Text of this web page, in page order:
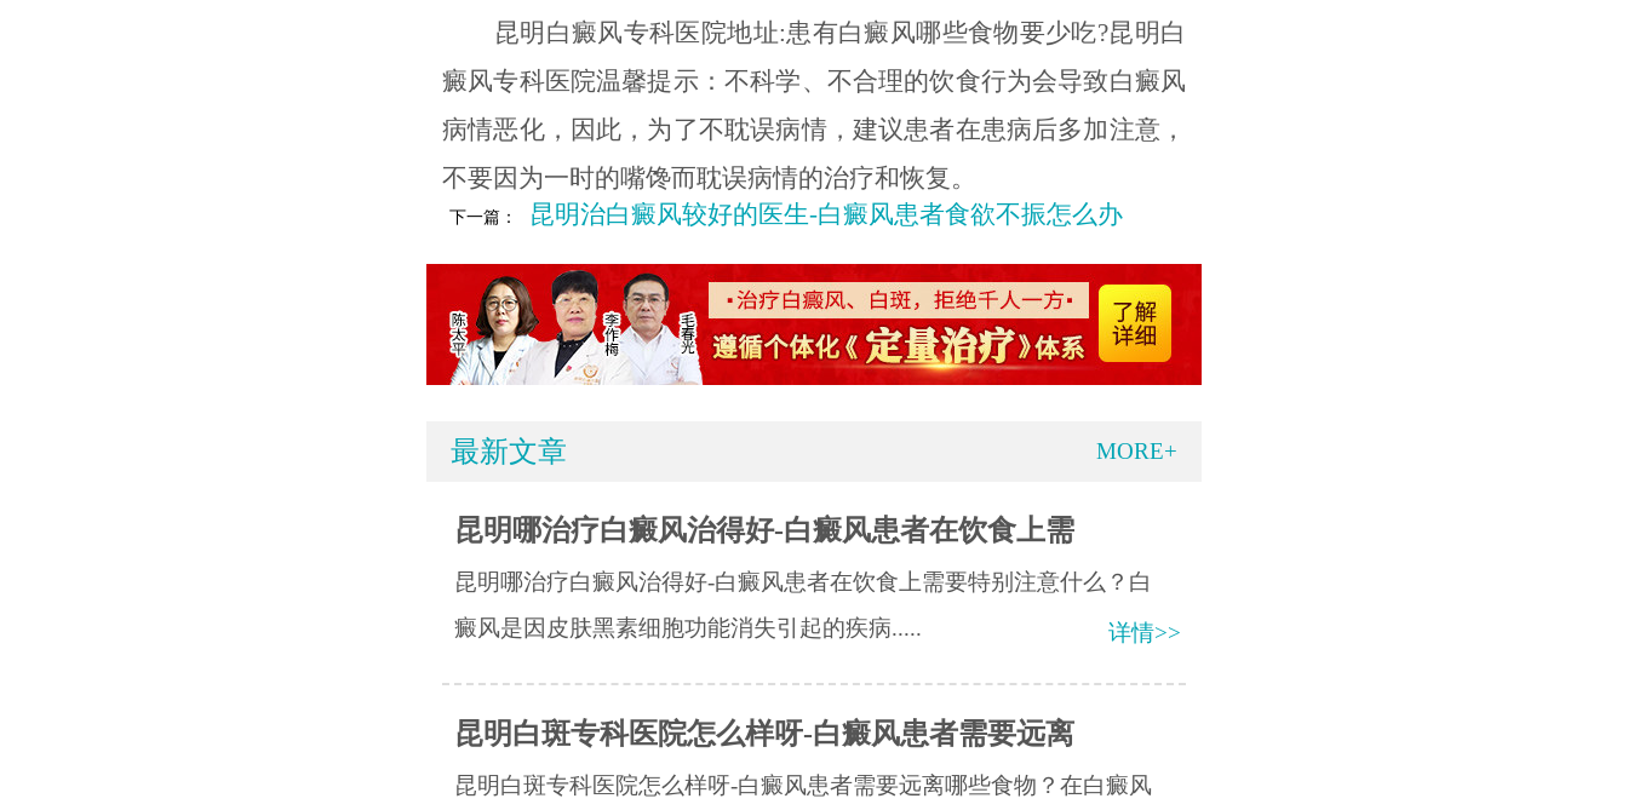
昆明白癜风专科医院地址:患有白癜风哪些食物要少吃?昆明白
癜风专科医院温馨提示：不科学、不合理的饮食行为会导致白癜风
病情恶化，因此，为了不耽误病情，建议患者在患病后多加注意，
不要因为一时的嘴馋而耽误病情的治疗和恢复。
下一篇： 昆明治白癜风较好的医生-白癜风患者食欲不振怎么办
最新文章 MORE+
昆明哪治疗白癜风治得好-白癜风患者在饮食上需
昆明哪治疗白癜风治得好-白癜风患者在饮食上需要特别注意什么？白
癜风是因皮肤黑素细胞功能消失引起的疾病.....
详情>>
昆明白斑专科医院怎么样呀-白癜风患者需要远离
昆明白斑专科医院怎么样呀-白癜风患者需要远离哪些食物？在白癜风